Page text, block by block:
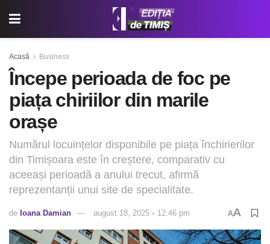
Acasă Business
Începe perioada de foc pe
piața chiriilor din marile
orașe
Numărul locuințelor disponibile pe piața închirierilor
din Timișoara este în creștere, comparativ cu
aceeași perioadă a anului trecut, afirmă
reprezentanții unui site de specialitate.
de Ioana Damian august 18, 2025 ◦ 12:46 pm AA